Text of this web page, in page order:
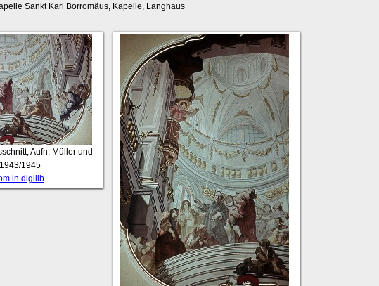
Sankt Karl Borromäus, Kapelle, Langhaus
Aufn. Müller und
1945
in digilib